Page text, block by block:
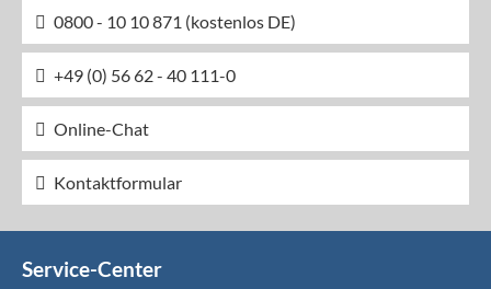
0800 - 10 10 871 (kostenlos DE)
+49 (0) 56 62 - 40 111-0
Online-Chat
Kontaktformular
Service-Center